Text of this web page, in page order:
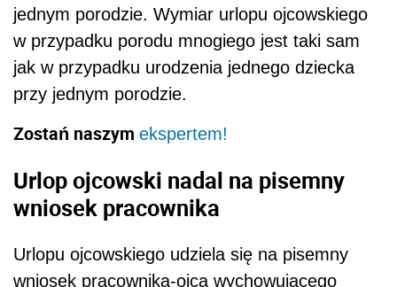
jednym porodzie. Wymiar urlopu ojcowskiego
w przypadku porodu mnogiego jest taki sam
jak w przypadku urodzenia jednego dziecka
przy jednym porodzie.
Zostań naszym ekspertem!
Urlop ojcowski nadal na pisemny
wniosek pracownika
Urlopu ojcowskiego udziela się na pisemny
wniosek pracownika-ojca wychowującego